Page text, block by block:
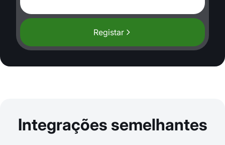
Registar
Integrações semelhantes